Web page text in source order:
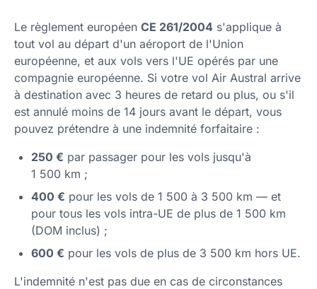
Le règlement européen CE 261/2004 s'applique à
tout vol au départ d'un aéroport de l'Union
européenne, et aux vols vers l'UE opérés par une
compagnie européenne. Si votre vol Air Austral arrive
à destination avec 3 heures de retard ou plus, ou s'il
est annulé moins de 14 jours avant le départ, vous
pouvez prétendre à une indemnité forfaitaire :
250 € par passager pour les vols jusqu'à
1 500 km ;
400 € pour les vols de 1 500 à 3 500 km — et
pour tous les vols intra-UE de plus de 1 500 km
(DOM inclus) ;
600 € pour les vols de plus de 3 500 km hors UE.
L'indemnité n'est pas due en cas de circonstances